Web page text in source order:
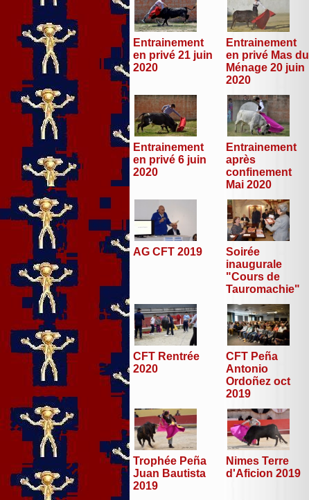
Entrainement
en privé 21 juin
2020
Entrainement
en privé Mas du
Ménage 20 juin
2020
Entrainement
en privé 6 juin
2020
Entrainement
après
confinement
Mai 2020
AG CFT 2019
Soirée
inaugurale
"Cours de
Tauromachie"
CFT Rentrée
2020
CFT Peña
Antonio
Ordoñez oct
2019
Trophée Peña
Juan Bautista
2019
Nimes Terre
d'Aficion 2019